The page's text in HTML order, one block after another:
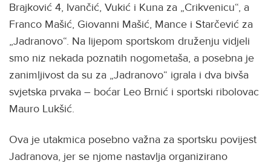
Brajković 4, Ivančić, Vukić i Kuna za „Crikvenicu“, a
Franco Mašić, Giovanni Mašić, Mance i Starčević za
„Jadranovo“. Na lijepom sportskom druženju vidjeli
smo niz nekada poznatih nogometaša, a posebna je
zanimljivost da su za „Jadranovo“ igrala i dva bivša
svjetska prvaka – boćar Leo Brnić i sportski ribolovac
Mauro Lukšić.
Ova je utakmica posebno važna za sportsku povijest
Jadranova, jer se njome nastavlja organizirano